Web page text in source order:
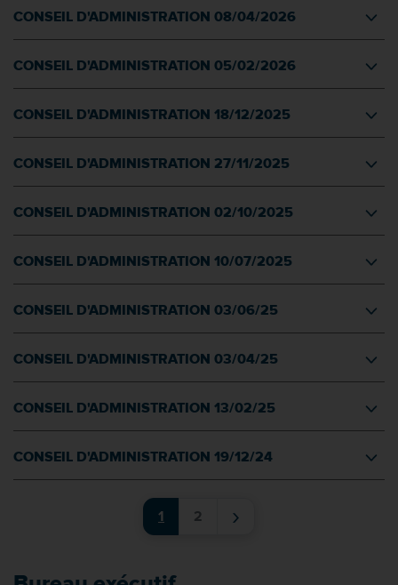
CONSEIL D'ADMINISTRATION 08/04/2026
CONSEIL D'ADMINISTRATION 05/02/2026
CONSEIL D'ADMINISTRATION 18/12/2025
CONSEIL D'ADMINISTRATION 27/11/2025
CONSEIL D'ADMINISTRATION 02/10/2025
CONSEIL D'ADMINISTRATION 10/07/2025
CONSEIL D'ADMINISTRATION 03/06/25
CONSEIL D'ADMINISTRATION 03/04/25
CONSEIL D'ADMINISTRATION 13/02/25
CONSEIL D'ADMINISTRATION 19/12/24
1 2 ›